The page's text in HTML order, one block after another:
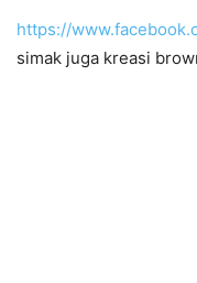
https://
simak juga kreasi